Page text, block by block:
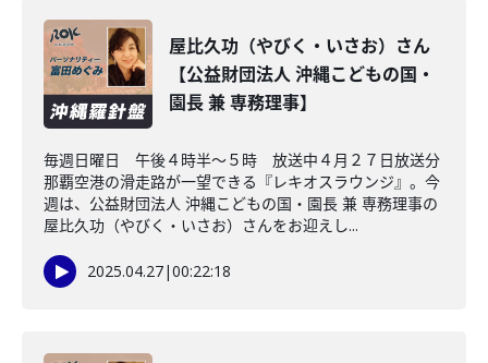
屋比久功（やびく・いさお）さん
【公益財団法人 沖縄こどもの国・
園長 兼 専務理事】
毎週日曜日 午後４時半～５時 放送中４月２７日放送分
那覇空港の滑走路が一望できる『レキオスラウンジ』。今
週は、公益財団法人 沖縄こどもの国・園長 兼 専務理事の
屋比久功（やびく・いさお）さんをお迎えし...
2025.04.27|00:22:18